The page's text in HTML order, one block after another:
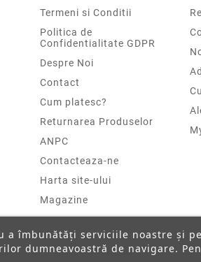
Termeni si Conditii
Politica de
Confidentialitate GDPR
Despre Noi
Contact
Cum platesc?
Returnarea Produselor
ANPC
Contacteaza-ne
Harta site-ului
Magazine
îmbunătăți serviciile noastre și
dumneavoastră de navigare.